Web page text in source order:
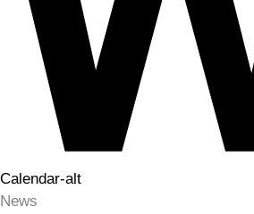
Calendar-alt
News